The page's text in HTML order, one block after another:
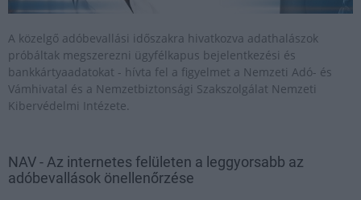
A közelgő adóbevallási időszakra hivatkozva adathalászok
próbáltak megszerezni ügyfélkapus bejelentkezési és
bankkártyaadatokat - hívta fel a figyelmet a Nemzeti Adó- és
Vámhivatal és a Nemzetbiztonsági Szakszolgálat Nemzeti
Kibervédelmi Intézete.
NAV - Az internetes felületen a leggyorsabb az
adóbevallások önellenőrzése